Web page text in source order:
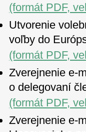
(formát PDF,
Utvorenie
voľby do
(formát PDF,
Zverejnenie e-
o delegovaní
(formát PDF,
Zverejnenie e-